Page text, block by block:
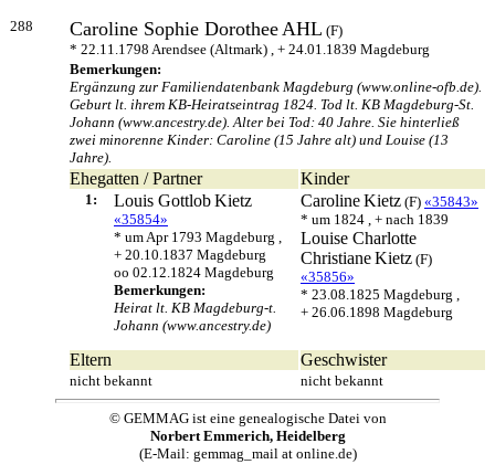
288 Caroline Sophie DorotheeAHL (F)
* 22.11.1798 Arendsee (Altmark) , + 24.01.1839 Magdeburg
Bemerkungen:
Ergänzung zur Familiendatenbank Magdeburg (www.online-ofb.de).
Geburt lt. ihrem KB-Heiratseintrag 1824. Tod lt. KB Magdeburg-St.
Johann (www.ancestry.de). Alter bei Tod: 40 Jahre. Sie hinterließ
zwei minorenne Kinder: Caroline (15 Jahre alt) und Louise (13
Jahre).
Ehegatten / Partner Kinder
1: Louis GottlobKietz
«35854»
* um Apr 1793 Magdeburg ,
+ 20.10.1837 Magdeburg
oo 02.12.1824 Magdeburg
Bemerkungen:
Heirat lt. KB Magdeburg-t.
Johann (www.ancestry.de)
CarolineKietz (F) «35843»
* um 1824 , + nach 1839
Louise Charlotte
ChristianeKietz (F)
«35856»
* 23.08.1825 Magdeburg ,
+ 26.06.1898 Magdeburg
Eltern Geschwister
nicht bekannt nicht bekannt
© GEMMAG ist eine genealogische Datei von
Norbert Emmerich, Heidelberg
(E-Mail: gemmag_mail at online.de)